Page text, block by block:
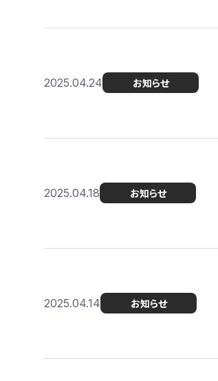
2025.04.24 お知らせ
2025.04.18 お知らせ
2025.04.14 お知らせ